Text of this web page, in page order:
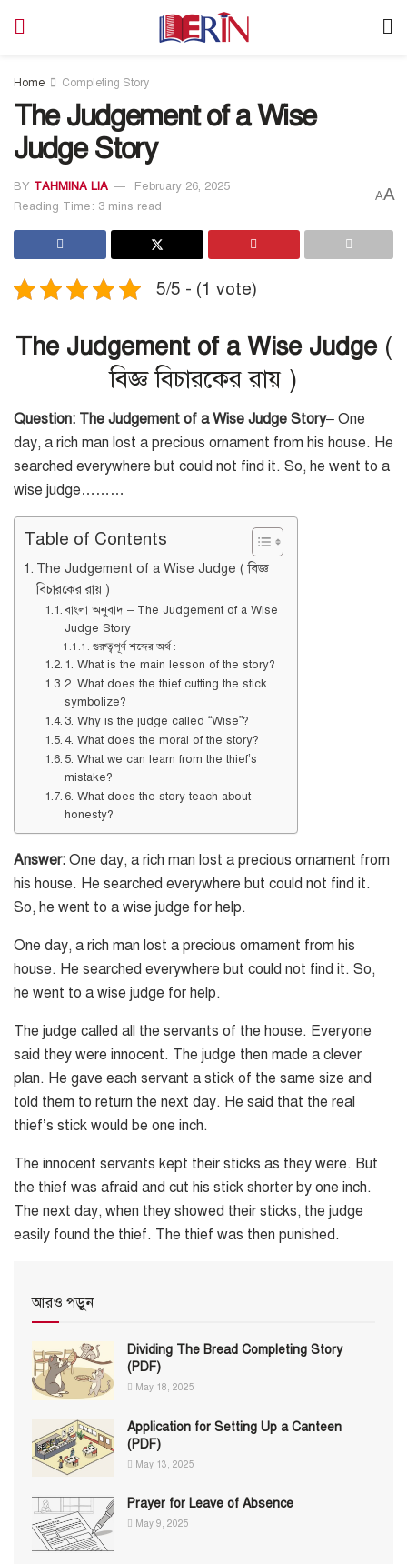
Home Completing Story
The Judgement of a Wise
Judge Story
BY TAHMINA LIA
February 26, 2025
Reading Time: 3 mins read
AA
5/5 - (1 vote)
The Judgement of a Wise Judge (
বিজ্ঞ বিচারকের রায় )
Question: The Judgement of a Wise Judge Story– One
day, a rich man lost a precious ornament from his house. He
searched everywhere but could not find it. So, he went to a
wise judge………
Table of Contents
The Judgement of a Wise Judge ( বিজ্ঞ
বিচারকের রায় )
বাংলা অনুবাদ – The Judgement of a Wise
Judge Story
গুরুত্বপূর্ণ শব্দের অর্থ :
1. What is the main lesson of the story?
2. What does the thief cutting the stick
symbolize?
3. Why is the judge called “Wise”?
4. What does the moral of the story?
5. What we can learn from the thief’s
mistake?
6. What does the story teach about
honesty?
Answer: One day, a rich man lost a precious ornament from
his house. He searched everywhere but could not find it.
So, he went to a wise judge for help.
One day, a rich man lost a precious ornament from his
house. He searched everywhere but could not find it. So,
he went to a wise judge for help.
The judge called all the servants of the house. Everyone
said they were innocent. The judge then made a clever
plan. He gave each servant a stick of the same size and
told them to return the next day. He said that the real
thief’s stick would be one inch.
The innocent servants kept their sticks as they were. But
the thief was afraid and cut his stick shorter by one inch.
The next day, when they showed their sticks, the judge
easily found the thief. The thief was then punished.
আরও পড়ুন
Dividing The Bread Completing Story
(PDF)
May 18, 2025
Application for Setting Up a Canteen
(PDF)
May 13, 2025
Prayer for Leave of Absence
May 9, 2025